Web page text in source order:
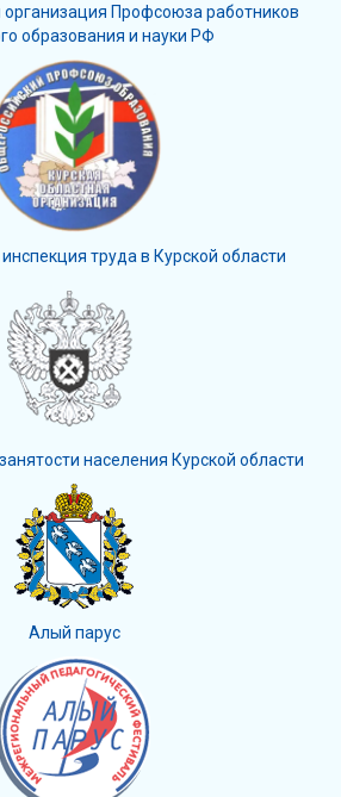
организация Профсоюза работников
образования и науки РФ
труда в Курской области
населения Курской области
Алый парус